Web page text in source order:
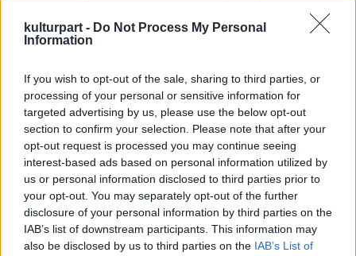
kulturpart - Do Not Process My Personal
Information
If you wish to opt-out of the sale, sharing to third parties, or
processing of your personal or sensitive information for
targeted advertising by us, please use the below opt-out
section to confirm your selection. Please note that after your
opt-out request is processed you may continue seeing
interest-based ads based on personal information utilized by
us or personal information disclosed to third parties prior to
your opt-out. You may separately opt-out of the further
disclosure of your personal information by third parties on the
IAB’s list of downstream participants. This information may
also be disclosed by us to third parties on the IAB’s List of
jobban érdeklődni a mozgóképek iránt. A
legfontosabbak a mindenképpen Mundruczó
részletgazdag vágatlan jelenetek, amelyek
közül a nyitó szülési képsor csak egy. A
rendező több ízben, többféle szituációban is
tökéletesen teremti meg az összhangot a
helyszínkialakítás, a kameramunka és a
színészvezetés között, például a Sean által
kezdeményezett, szomorúsággal és
elutasítással feltöltött szexjelenetben, vagy a
Martha Ellen Burstyn által életre keltett
édesanyjánál tartott vendégség képsoraiban.